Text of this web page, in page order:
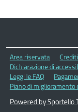
Area riservata Crediti
Dichiarazione di
Leggi le FAQ
Piano di miglioramento
Powered by Sportello